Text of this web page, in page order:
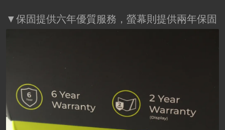
▼保固提供六年優質服務，螢幕則提供兩年保固